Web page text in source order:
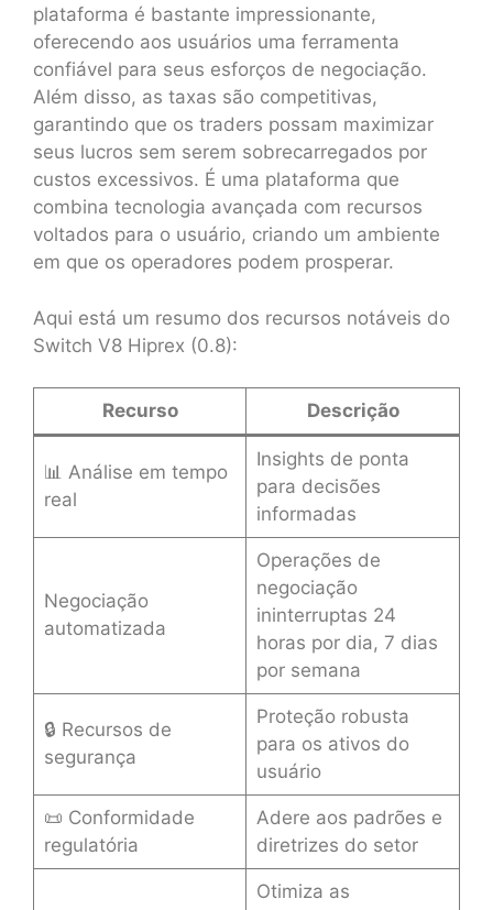
plataforma é bastante impressionante,
oferecendo aos usuários uma ferramenta
confiável para seus esforços de negociação.
Além disso, as taxas são competitivas,
garantindo que os traders possam maximizar
seus lucros sem serem sobrecarregados por
custos excessivos. É uma plataforma que
combina tecnologia avançada com recursos
voltados para o usuário, criando um ambiente
em que os operadores podem prosperar.
Aqui está um resumo dos recursos notáveis do
Switch V8 Hiprex (0.8):
Recurso Descrição
📊 Análise em tempo
real
Insights de ponta
para decisões
informadas
Negociação
automatizada
Operações de
negociação
ininterruptas 24
horas por dia, 7 dias
por semana
🔒 Recursos de
segurança
Proteção robusta
para os ativos do
usuário
📜 Conformidade
regulatória
Adere aos padrões e
diretrizes do setor
Otimiza as